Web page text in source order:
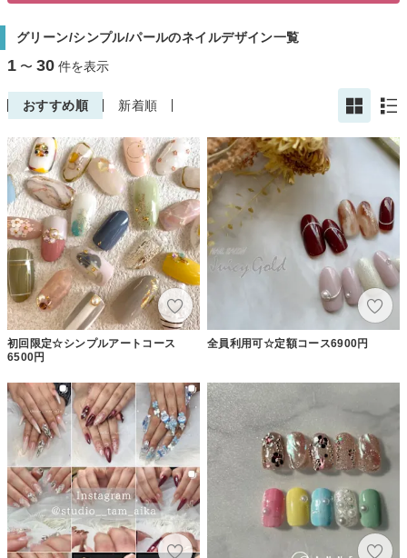
グリーン/シンプル/パールのネイルデザイン一覧
1 〜 30 件を表示
おすすめ順 新着順
初回限定☆シンプルアートコース
6500円
全員利用可☆定額コース6900円